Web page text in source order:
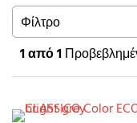
Φίλτρο
1από 1